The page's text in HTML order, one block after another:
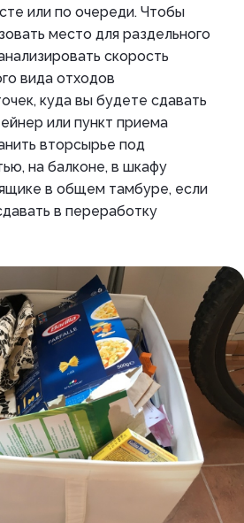
или по очереди. Чтобы
место для раздельного
скорость
вида отходов
куда вы будете сдавать
или пункт приема
вторсырье под
на балконе, в шкафу
в общем тамбуре, если
в переработку